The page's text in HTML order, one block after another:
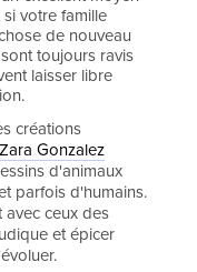
votre famille
de nouveau
toujours ravis
laisser libre
créations
Zara Gonzalez
d'animaux
parfois d'humains.
avec ceux des
et épicer